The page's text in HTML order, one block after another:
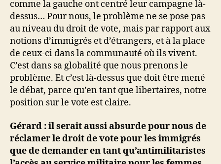
comme la gauche ont centré leur campagne là-
dessus… Pour nous, le problème ne se pose pas
au niveau du droit de vote, mais par rapport aux
notions d’immigrés et d’étrangers, et à la place
de ceux-ci dans la communauté où ils vivent.
C’est dans sa globalité que nous prenons le
problème. Et c’est là-dessus que doit être mené
le débat, parce qu’en tant que libertaires, notre
position sur le vote est claire.
Gérard : il serait aussi absurde pour nous de
réclamer le droit de vote pour les immigrés
que de demander en tant qu’antimilitaristes